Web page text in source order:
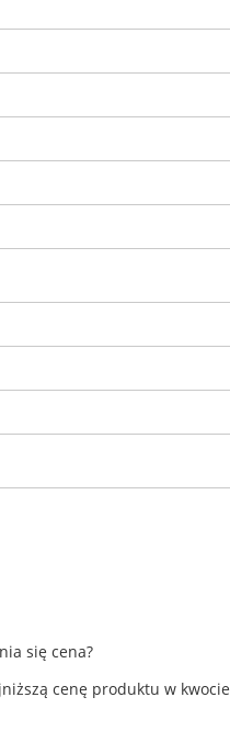
się cena?
cenę produktu w